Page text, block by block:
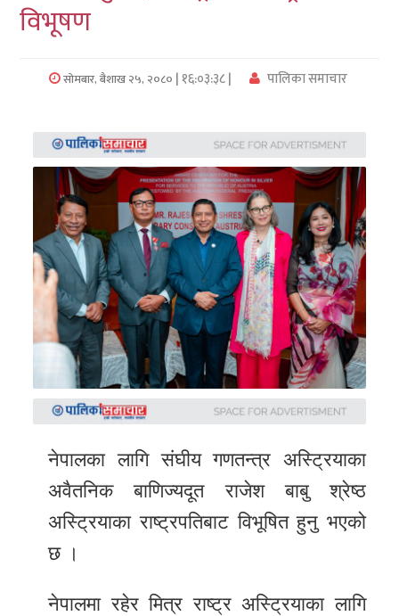
सुदुरपश्चिम
प्रदेश/
समाचार
अन्तरवार्ता
समाचार
भिडियो
समाचार
समाचार
Preeti
unicode
स्थानीय
English
विभूषण
सोमबार, बैशाख २५, २०८० | १६:०३:३८ | पालिका समाचार
नेपालका लागि संघीय गणतन्त्र अस्ट्रियाका
अवैतनिक बाणिज्यदूत राजेश बाबु श्रेष्ठ
अस्ट्रियाका राष्ट्रपतिबाट विभूषित हुनु भएको
छ ।
नेपालमा रहेर मित्र राष्ट्र अस्ट्रियाका लागि